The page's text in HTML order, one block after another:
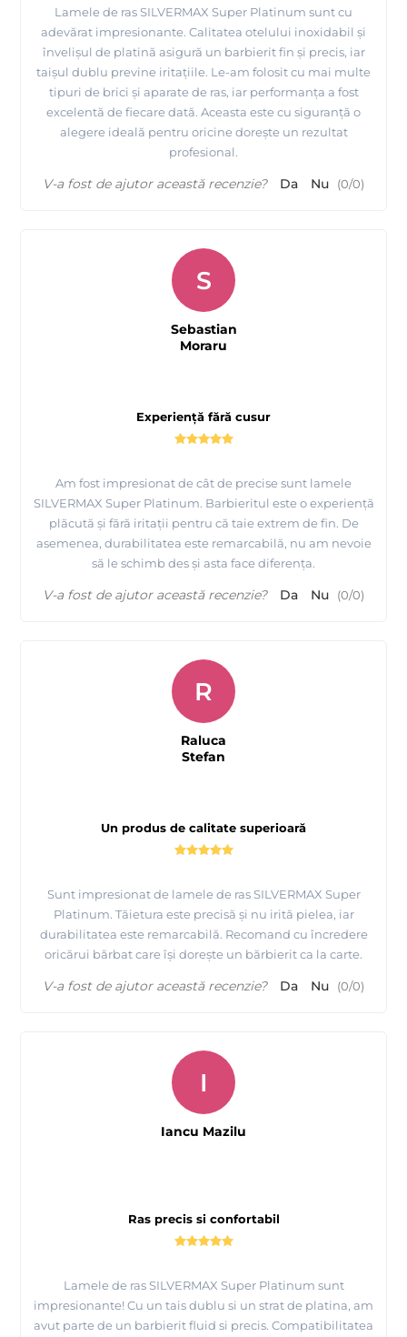
Lamele de ras SILVERMAX Super Platinum sunt cu
adevărat impresionante. Calitatea otelului inoxidabil și
învelișul de platină asigură un barbierit fin și precis, iar
taișul dublu previne iritațiile. Le-am folosit cu mai multe
tipuri de brici și aparate de ras, iar performanța a fost
excelentă de fiecare dată. Aceasta este cu siguranță o
alegere ideală pentru oricine dorește un rezultat
profesional.
V-a fost de ajutor această recenzie? Da Nu (0/0)
Experiență fără cusur
Am fost impresionat de cât de precise sunt lamele
SILVERMAX Super Platinum. Barbieritul este o experiență
plăcută și fără iritații pentru că taie extrem de fin. De
asemenea, durabilitatea este remarcabilă, nu am nevoie
să le schimb des și asta face diferența.
S
Sebastian
Moraru
V-a fost de ajutor această recenzie? Da Nu (0/0)
Un produs de calitate superioară
Sunt impresionat de lamele de ras SILVERMAX Super
Platinum. Tăietura este precisă și nu irită pielea, iar
durabilitatea este remarcabilă. Recomand cu încredere
oricărui bărbat care își dorește un bărbierit ca la carte.
R
Raluca
Stefan
V-a fost de ajutor această recenzie? Da Nu (0/0)
Ras precis si confortabil
Lamele de ras SILVERMAX Super Platinum sunt
impresionante! Cu un tais dublu si un strat de platina, am
avut parte de un barbierit fluid si precis. Compatibilitatea
I
Iancu Mazilu